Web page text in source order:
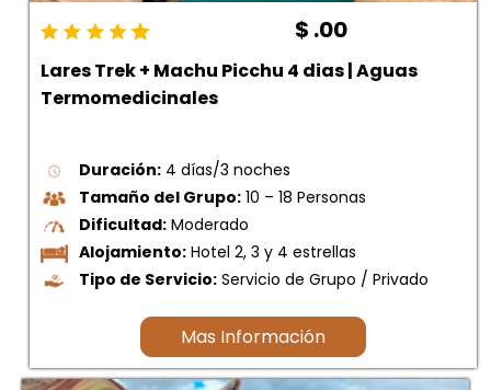
$ .00
Lares Trek + Machu Picchu 4 dias | Aguas
Termomedicinales
Duración: 4 días/3 noches
Tamaño del Grupo: 10 – 18 Personas
Dificultad: Moderado
Alojamiento: Hotel 2, 3 y 4 estrellas
Tipo de Servicio: Servicio de Grupo / Privado
Mas Información